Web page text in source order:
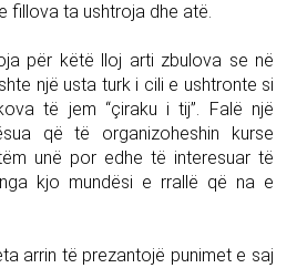
fillova ta ushtroja dhe atë.
për këtë lloj arti zbulova se në
një usta turk i cili e ushtronte si
të jem “çiraku i tij”. Falë një
që të organizoheshin kurse
unë por edhe të interesuar të
kjo mundësi e rrallë që na e
arrin të prezantojë punimet e saj